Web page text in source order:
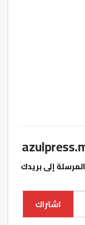
إلى بريدك
اشتراك